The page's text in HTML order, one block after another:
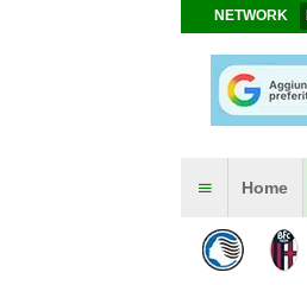
NETWORK
Home